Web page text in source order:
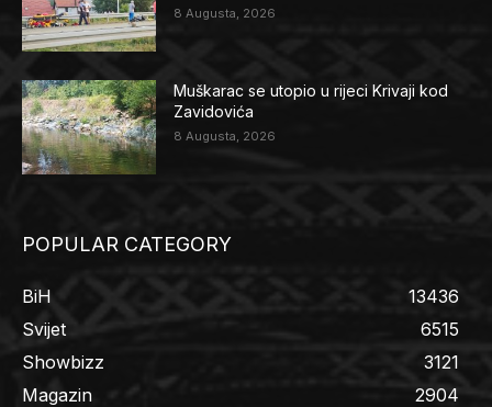
8 Augusta, 2026
Muškarac se utopio u rijeci Krivaji kod
Zavidovića
8 Augusta, 2026
POPULAR CATEGORY
BiH
13436
Svijet
6515
Showbizz
3121
Magazin
2904